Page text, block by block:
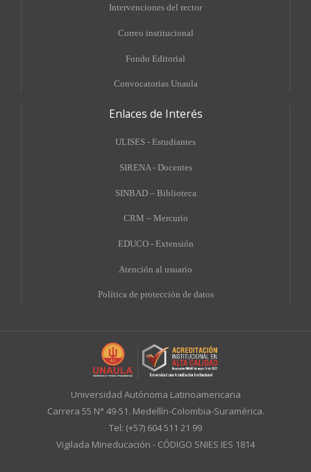
Intervenciones del rector
Correo institucional
Fondo Editorial
Convocatorias Unaula
Enlaces de Interés
ULISES - Estudiantes
SIRENA - Docentes
SINBAD – Biblioteca
CRM – Mercurio
EDUCO - Extensión
Atención al usuario
Política de protección de datos
Universidad Autónoma Latinoamericana
Carrera 55 N° 49-51. Medellín-Colombia-Suramérica.
Tel: (+57) 604 511 21 99
Vigilada Mineducación - CÓDIGO SNIES IES 1814